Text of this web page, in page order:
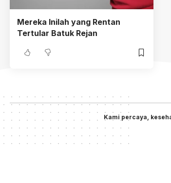
Mereka Inilah yang Rentan
Tertular Batuk Rejan
Kami percaya,